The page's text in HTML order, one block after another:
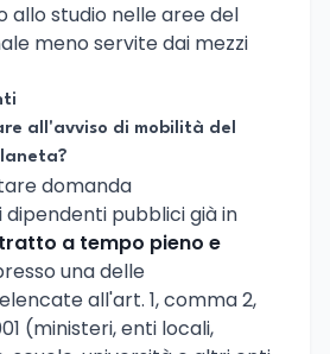
allo studio nelle aree del
meno servite dai mezzi
all'avviso di mobilità del
domanda
pubblici già in
a tempo pieno e
una delle
all'art. 1, comma 2,
(ministeri, enti locali,